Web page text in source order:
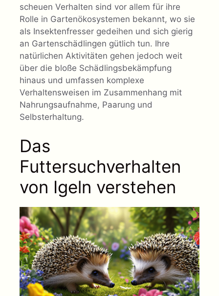
scheuen Verhalten sind vor allem für ihre
Rolle in Gartenökosystemen bekannt, wo sie
als Insektenfresser gedeihen und sich gierig
an Gartenschädlingen gütlich tun. Ihre
natürlichen Aktivitäten gehen jedoch weit
über die bloße Schädlingsbekämpfung
hinaus und umfassen komplexe
Verhaltensweisen im Zusammenhang mit
Nahrungsaufnahme, Paarung und
Selbsterhaltung.
Das
Futtersuchverhalten
von Igeln verstehen